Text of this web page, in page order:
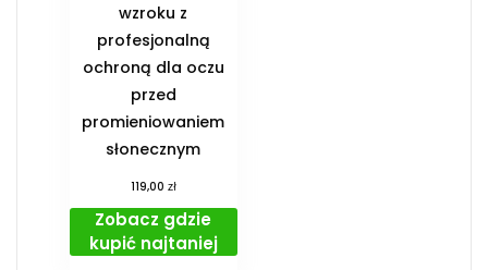
wzroku z
profesjonalną
ochroną dla oczu
przed
promieniowaniem
słonecznym
119,00 zł
Zobacz gdzie
kupić najtaniej